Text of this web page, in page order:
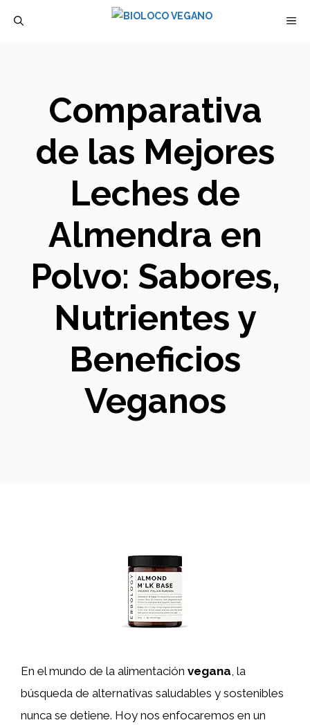
Comparativa
de las Mejores
Leches de
Almendra en
Polvo: Sabores,
Nutrientes y
Beneficios
Veganos
En el mundo de la alimentación vegana, la
búsqueda de alternativas saludables y sostenibles
nunca se detiene. Hoy nos enfocaremos en un